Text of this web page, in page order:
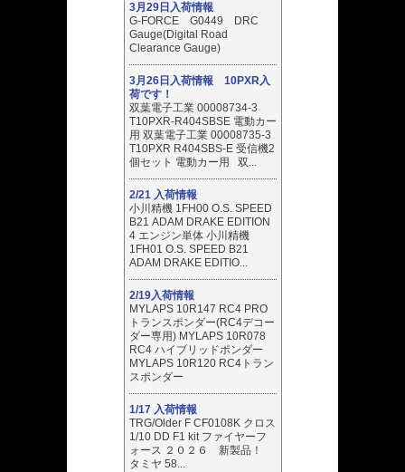
3月29日入荷情報
G-FORCE G0449 DRC
Gauge(Digital Road
Clearance Gauge)
3月26日入荷情報 10PXR入
荷です！
双葉電子工業 00008734-3
T10PXR-R404SBSE 電動カー
用 双葉電子工業 00008735-3
T10PXR R404SBS-E 受信機2
個セット 電動カー用 双...
2/21 入荷情報
小川精機 1FH00 O.S. SPEED
B21 ADAM DRAKE EDITION
4 エンジン単体 小川精機
1FH01 O.S. SPEED B21
ADAM DRAKE EDITIO...
2/19入荷情報
MYLAPS 10R147 RC4 PRO
トランスポンダー(RC4デコー
ダー専用) MYLAPS 10R078
RC4 ハイブリッドポンダー
MYLAPS 10R120 RC4トラン
スポンダー
1/17 入荷情報
TRG/Older F CF0108K クロス
1/10 DD F1 kit ファイヤーフ
ォース ２０２６ 新製品！
タミヤ 58...